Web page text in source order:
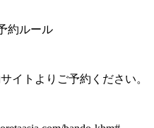
約ルール
イトよりご予約ください。